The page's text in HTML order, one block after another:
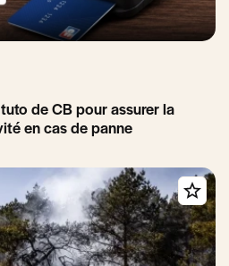
de CB pour assurer la
en cas de panne